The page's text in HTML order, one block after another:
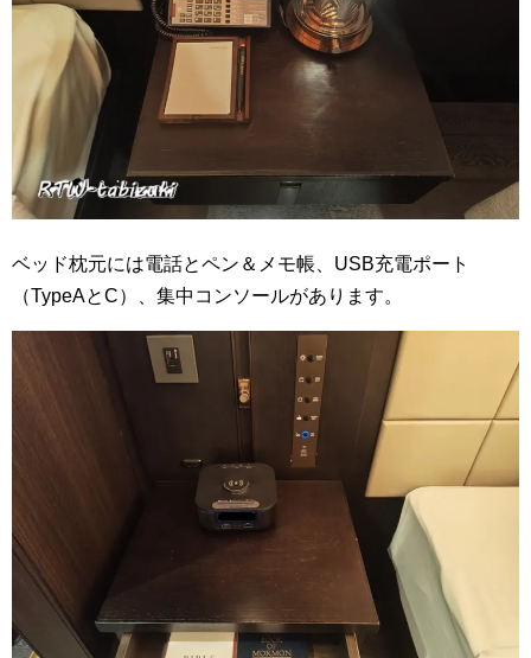
ベッド枕元には電話とペン＆メモ帳、USB充電ポート
（TypeAとC）、集中コンソールがあります。